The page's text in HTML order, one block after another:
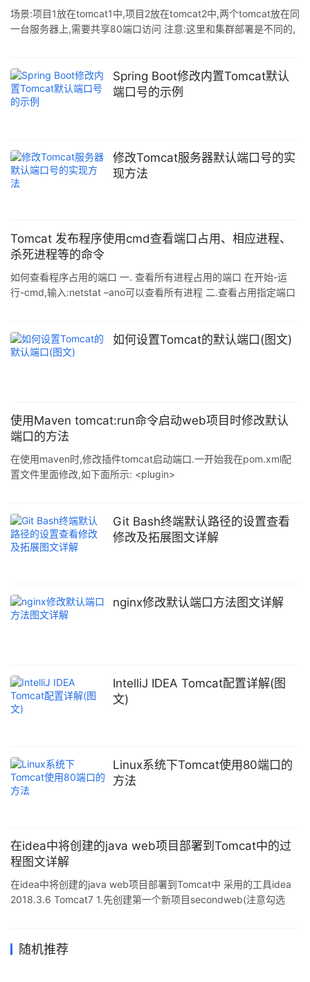
并保存即可. &
场景:项目1放在tomcat1中,项目2放在tomcat2中,两个tomcat放在同
一台服务器上,需要共享80端口访问 注意:这里和集群部署是不同的,
conf/nginx.conf中的server如下: server { listen 80; server_name
192.168.1.197; #charset koi8-r;
Spring Boot修改内置Tomcat默认
端口号的示例
修改Tomcat服务器默认端口号的实
现方法
Tomcat 发布程序使用cmd查看端口占用、相应进程、
杀死进程等的命令
如何查看程序占用的端口 一. 查看所有进程占用的端口 在开始-运
行-cmd,输入:netstat –ano可以查看所有进程 二.查看占用指定端口
ano|findstr "指定端口号" 二.查看占用指定端口的程序 当你在用
tomcat发布程序时,经常会遇到端口被占用的情况,我们想知道是哪个
如何设置Tomcat的默认端口(图文)
使用Maven tomcat:run命令启动web项目时修改默认
端口的方法
在使用maven时,修改插件tomcat启动端口.一开始我在pom.xml配
置文件里面修改,如下面所示: <plugin>
<version>2.2</version> <configuration> <port>9999&
Git Bash终端默认路径的设置查看
修改及拓展图文详解
nginx修改默认端口方法图文详解
IntelliJ IDEA Tomcat配置详解(图
文)
Linux系统下Tomcat使用80端口的
方法
在idea中将创建的java web项目部署到Tomcat中的过
程图文详解
在idea中将创建的java web项目部署到Tomcat中 采用的工具idea
2018.3.6 Tomcat7 1.先创建第一个新项目secondweb(注意勾选
web/WEB-INF目录下创建两个文件夹:classes和lib.classes用来存
随机推荐